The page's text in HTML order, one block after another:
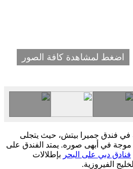
اضغط لمشاهدة كافة الصور
فندق جميرا بيتش، حيث يتجلى
موجة في أبهى صوره. يمتد الفندق على
فنادق دبي على البحر بإطلالات
الفيروزية.